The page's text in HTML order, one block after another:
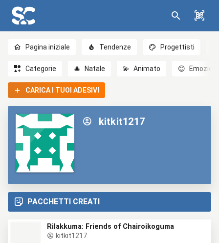
Pagina iniziale Tendenze Progettisti
Categorie 🎄 Natale 💫 Animato 😊 Emozioni
CARICA I TUOI ADESIVI
kitkit1217
PACCHETTI CREATI
Rilakkuma: Friends of Chairoikoguma
kitkit1217